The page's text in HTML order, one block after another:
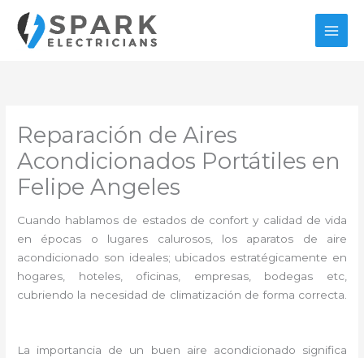
contenido
Reparación de Aires
Acondicionados Portátiles en
Felipe Angeles
Cuando hablamos de estados de confort y calidad de vida
en épocas o lugares calurosos, los aparatos de aire
acondicionado son ideales; ubicados estratégicamente en
hogares, hoteles, oficinas, empresas, bodegas etc,
cubriendo la necesidad de climatización de forma correcta.
La importancia de un buen aire acondicionado significa